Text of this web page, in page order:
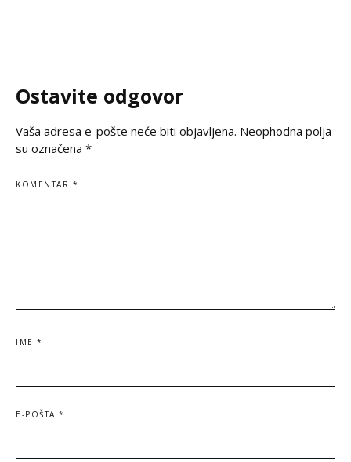
Ostavite odgovor
Vaša adresa e-pošte neće biti objavljena. Neophodna polja
su označena *
KOMENTAR *
IME *
E-POŠTA *